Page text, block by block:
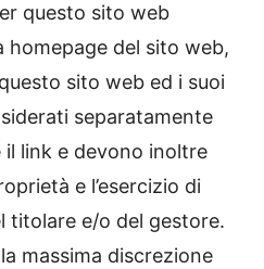
questo sito web
homepage del sito web,
sito web ed i suoi
separatamente
link e devono inoltre
e l’esercizio di
titolare e/o del gestore.
massima discrezione